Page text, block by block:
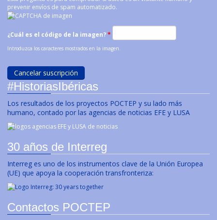
prevenir envíos de spam automatizado.
¿Cuál es el código de la imagen?*
Introduzca los caracteres mostrados en la imagen.
#HistoriasIbéricas
Los resultados de los proyectos POCTEP y su lado más
humano, contado por las agencias de noticias EFE y LUSA
30 años de Interreg
Interreg es uno de los instrumentos clave de la Unión Europea
(UE) que apoya la cooperación transfronteriza:
Contactos POCTEP